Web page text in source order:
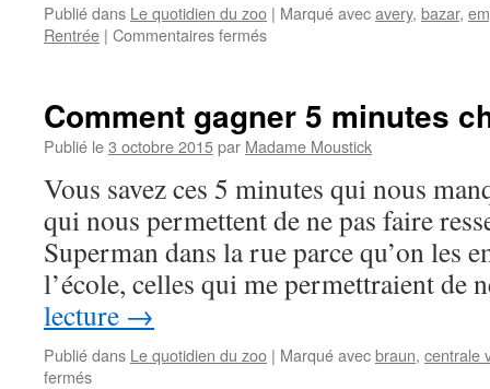
Publié dans Le quotidien du zoo | Marqué avecavery, bazar,
Rentrée | Commentaires fermés
5
semaines
Comment gagner 5 minutes
Publié le3 octobre 2015par Madame Moustick
Vous savez ces 5 minutes qui nous
qui nous permettent de ne pas faire
Superman dans la rue parce qu’on les
l’école, celles qui me permettraient de
lecture →
Publié dans Le quotidien du zoo | Marqué avecbraun, centrale
fermés